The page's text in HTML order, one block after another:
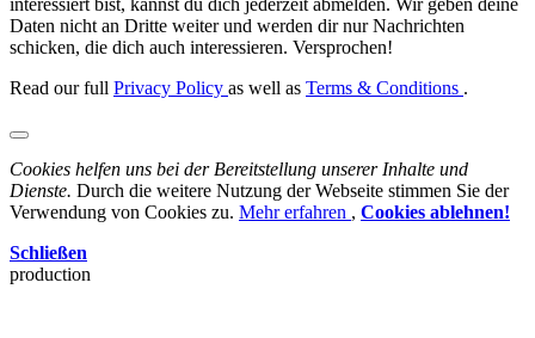
Daten nicht an Dritte weiter und werden dir nur Nachrichten
schicken, die dich auch interessieren. Versprochen!
Read our full Privacy Policy as well as Terms & Conditions .
Cookies helfen uns bei der Bereitstellung unserer Inhalte und
Dienste. Durch die weitere Nutzung der Webseite stimmen Sie der
Verwendung von Cookies zu. Mehr erfahren , Cookies ablehnen!
Schließen
production